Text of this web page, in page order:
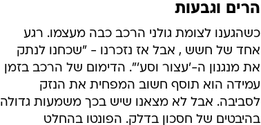
הרים וגבעות
כשהגענו לצומת גולני הרכב כבה מעצמו. רגע
אחד של חשש , אבל אז נזכרנו - "שכחנו לנתק
את מנגנון ה-'עצור וסע'". הדימום של הרכב בזמן
עמידה הוא תוסף חשוב המפחית את הנזק
לסביבה. אבל לא מצאנו שיש בכך משמעות גדולה
בהיבטים של חסכון בדלק. הפונטו בהחלט